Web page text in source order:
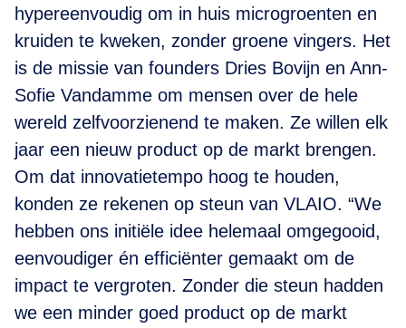
hypereenvoudig om in huis microgroenten en
kruiden te kweken, zonder groene vingers. Het
is de missie van founders Dries Bovijn en Ann-
Sofie Vandamme om mensen over de hele
wereld zelfvoorzienend te maken. Ze willen elk
jaar een nieuw product op de markt brengen.
Om dat innovatietempo hoog te houden,
konden ze rekenen op steun van VLAIO. “We
hebben ons initiële idee helemaal omgegooid,
eenvoudiger én efficiënter gemaakt om de
impact te vergroten. Zonder die steun hadden
we een minder goed product op de markt